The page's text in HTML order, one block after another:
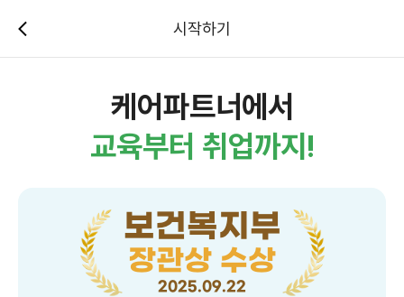
시작하기
케어파트너에서
교육부터 취업까지!
보건복지부
장관상 수상
2025.09.22